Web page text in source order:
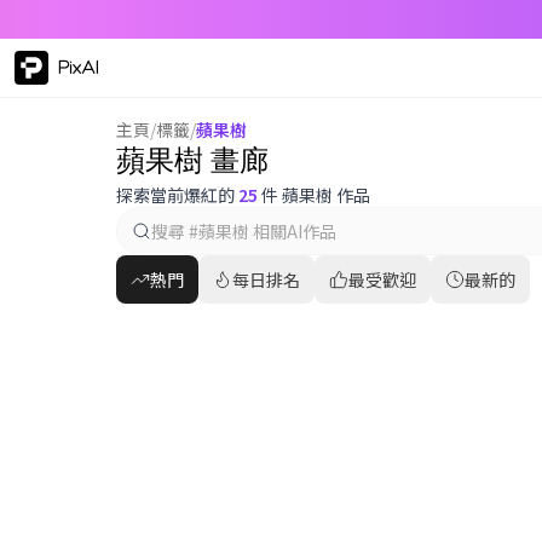
PixAI
主頁/標籤/蘋果樹
蘋果樹 畫廊
探索當前爆紅的 25 件 蘋果樹 作品
熱門 每日排名 最受歡迎 最新的